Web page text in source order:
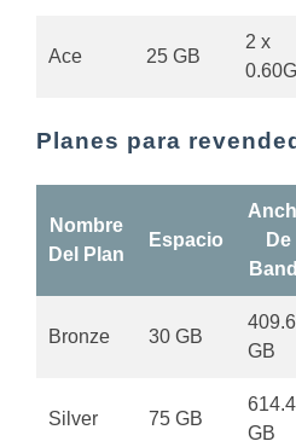
Ace 25 GB
2 x
Planes para
Nombre
Del Plan
Espacio
De
Bronze 30 GB
409.6
GB
Silver 75 GB
614.4
GB